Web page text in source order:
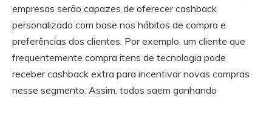
empresas serão capazes de oferecer cashback
personalizado com base nos hábitos de compra e
preferências dos clientes. Por exemplo, um cliente que
frequentemente compra itens de tecnologia pode
receber cashback extra para incentivar novas compras
nesse segmento. Assim, todos saem ganhando